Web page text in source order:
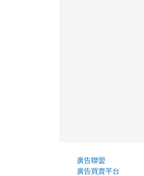
廣告聯盟
廣告買賣平台